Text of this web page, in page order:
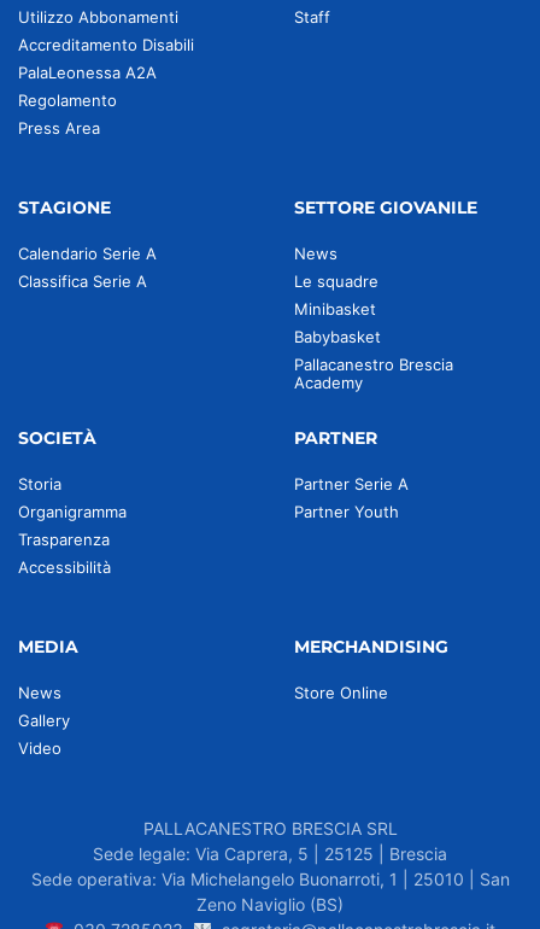
Utilizzo Abbonamenti
Accreditamento Disabili
PalaLeonessa A2A
Regolamento
Press Area
Staff
STAGIONE
Calendario Serie A
Classifica Serie A
SETTORE GIOVANILE
News
Le squadre
Minibasket
Babybasket
Pallacanestro Brescia
Academy
SOCIETÀ
Storia
Organigramma
Trasparenza
Accessibilità
PARTNER
Partner Serie A
Partner Youth
MEDIA
News
Gallery
Video
MERCHANDISING
Store Online
PALLACANESTRO BRESCIA SRL
Sede legale: Via Caprera, 5 | 25125 | Brescia
Sede operativa: Via Michelangelo Buonarroti, 1 | 25010 | San
Zeno Naviglio (BS)